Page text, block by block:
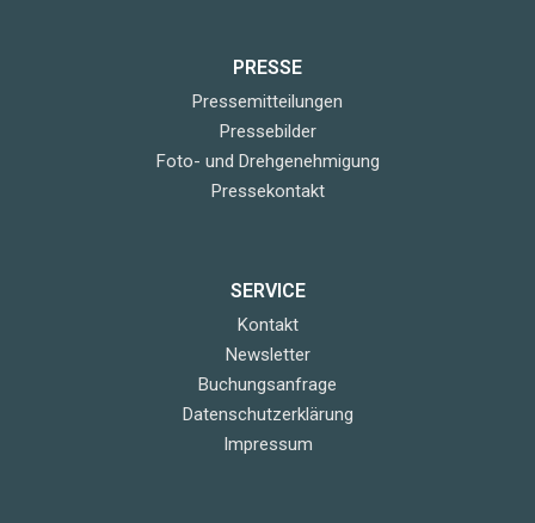
PRESSE
Pressemitteilungen
Pressebilder
Foto- und Drehgenehmigung
Pressekontakt
SERVICE
Kontakt
Newsletter
Buchungsanfrage
Datenschutzerklärung
Impressum